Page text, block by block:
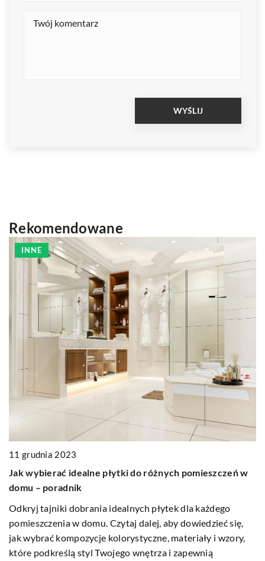
Rekomendowane
INNE
11 grudnia 2023
Jak wybierać idealne płytki do różnych pomieszczeń w
domu – poradnik
Odkryj tajniki dobrania idealnych płytek dla każdego
pomieszczenia w domu. Czytaj dalej, aby dowiedzieć się,
jak wybrać kompozycje kolorystyczne, materiały i wzory,
które podkreślą styl Twojego wnętrza i zapewnią